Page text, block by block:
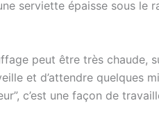
serviette épaisse sous le
peut être très chaude,
et d’attendre quelques
c’est une façon de